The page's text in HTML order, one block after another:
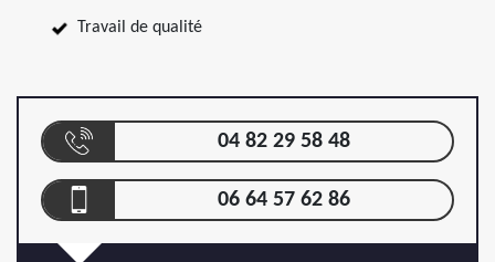
Travail de qualité
04 82 29 58 48
06 64 57 62 86